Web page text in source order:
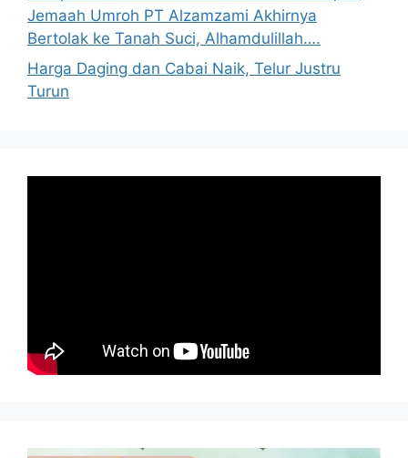
Jemaah Umroh PT Alzamzami Akhirnya
Bertolak ke Tanah Suci, Alhamdulillah….
Harga Daging dan Cabai Naik, Telur Justru
Turun